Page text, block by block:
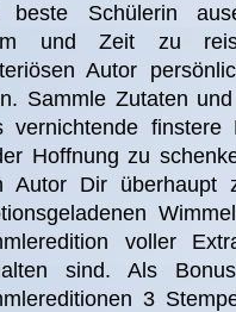
beste Schülerin
und Zeit zu
Autor
Sammle Zutaten
vernichtende
Hoffnung zu
Autor Dir überhaupt
voller
sind. Als
3